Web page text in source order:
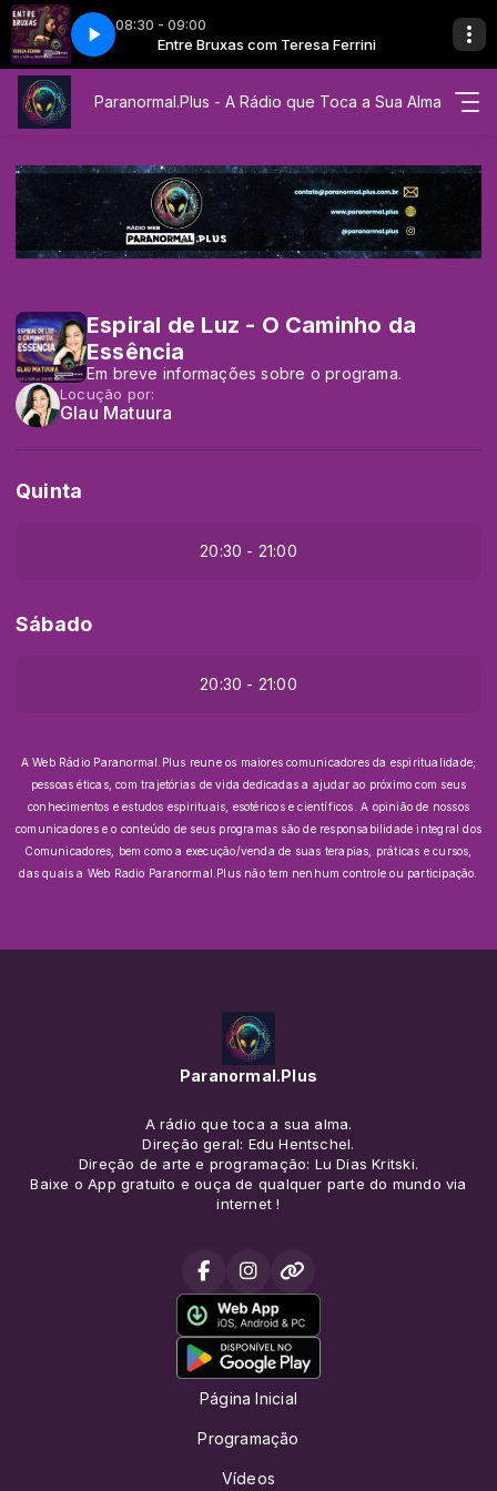
08:30 - 09:00
Ferrini Entre Bruxas com Teresa Ferrini
Teresa Ferrini EP 03 - Entre Bruxas - Teresa Ferrini
Paranormal.Plus - A Rádio que Toca a Sua Alma
Espiral de Luz - O Caminho da
Essência
Em breve informações sobre o programa.
Locução por:
Glau Matuura
Quinta
20:30 - 21:00
Sábado
20:30 - 21:00
A Web Rádio Paranormal.Plus reune os maiores comunicadores da espiritualidade;
pessoas éticas, com trajetórias de vida dedicadas a ajudar ao próximo com seus
conhecimentos e estudos espirituais, esotéricos e científicos.A opinião de nossos
comunicadores e o conteúdo de seus programas são de responsabilidade integral dos
Comunicadores, bem como a execução/venda de suas terapias, práticas e cursos,
das quais a Web Radio Paranormal.Plus não tem nenhum controle ou participação.
Paranormal.Plus
A rádio que toca a sua alma.
Direção geral: Edu Hentschel.
Direção de arte e programação: Lu Dias Kritski.
Baixe o App gratuito e ouça de qualquer parte do mundo via
internet !
Página Inicial
Programação
Vídeos